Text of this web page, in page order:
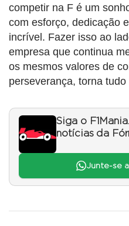
competir na F é um
com esforço, dedicação
incrível. Fazer isso ao
empresa que continua
os mesmos valores de
perseverança, torna
Siga o
notícias da
Junte-se